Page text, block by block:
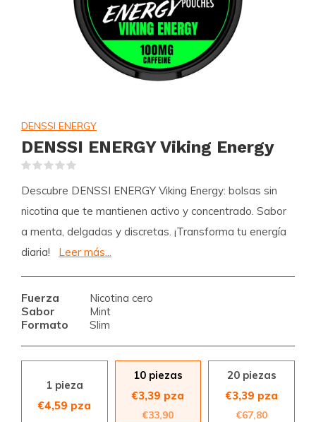
DENSSI ENERGY
DENSSI ENERGY Viking Energy
Descubre DENSSI ENERGY Viking Energy: bolsas sin
nicotina que te mantienen activo y concentrado. Sabor
a menta, delgadas y discretas. ¡Transforma tu energía
diaria!
Leer más...
Fuerza Nicotina cero
Sabor Mint
Formato Slim
1 pieza
€4,59 pza
10 piezas
€3,39 pza
€33,90
20 piezas
€3,39 pza
€67,80